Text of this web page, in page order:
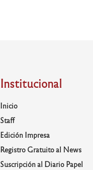
Institucional
Inicio
Staff
Edición Impresa
Registro Gratuito al News
Suscripción al Diario Papel